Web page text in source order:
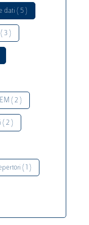
dati ( 5 )
3 )
( 2 )
( 2 )
( 1 )